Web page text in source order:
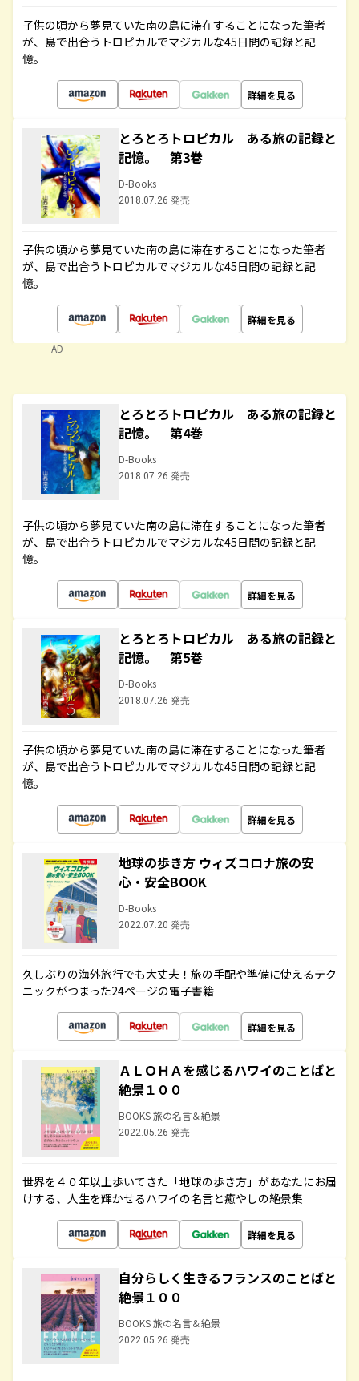
子供の頃から夢見ていた南の島に滞在することになった筆者
が、島で出合うトロピカルでマジカルな45日間の記録と記
憶。
詳細を見る
とろとろトロピカル ある旅の記録と
記憶。 第3巻
D-Books
2018.07.26 発売
子供の頃から夢見ていた南の島に滞在することになった筆者
が、島で出合うトロピカルでマジカルな45日間の記録と記
憶。
詳細を見る
AD
とろとろトロピカル ある旅の記録と
記憶。 第4巻
D-Books
2018.07.26 発売
子供の頃から夢見ていた南の島に滞在することになった筆者
が、島で出合うトロピカルでマジカルな45日間の記録と記
憶。
詳細を見る
とろとろトロピカル ある旅の記録と
記憶。 第5巻
D-Books
2018.07.26 発売
子供の頃から夢見ていた南の島に滞在することになった筆者
が、島で出合うトロピカルでマジカルな45日間の記録と記
憶。
詳細を見る
地球の歩き方 ウィズコロナ旅の安
心・安全BOOK
D-Books
2022.07.20 発売
久しぶりの海外旅行でも大丈夫！旅の手配や準備に使えるテク
ニックがつまった24ページの電子書籍
詳細を見る
ＡＬＯＨＡを感じるハワイのことばと
絶景１００
BOOKS 旅の名言＆絶景
2022.05.26 発売
世界を４０年以上歩いてきた「地球の歩き方」があなたにお届
けする、人生を輝かせるハワイの名言と癒やしの絶景集
詳細を見る
自分らしく生きるフランスのことばと
絶景１００
BOOKS 旅の名言＆絶景
2022.05.26 発売